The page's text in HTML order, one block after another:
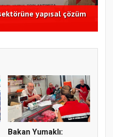
yapısal çözüm
Bakan Yumaklı: